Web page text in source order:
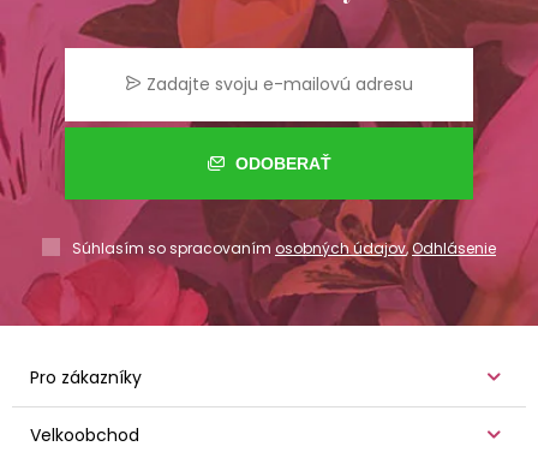
ODOBERAŤ
Súhlasím so spracovaním osobných údajov,Odhlásenie
Pro zákazníky
Velkoobchod